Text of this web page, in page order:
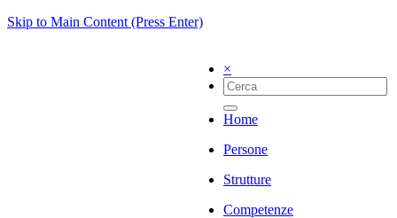
Skip to Main Content (Press Enter)
×
Home
Persone
Strutture
Competenze